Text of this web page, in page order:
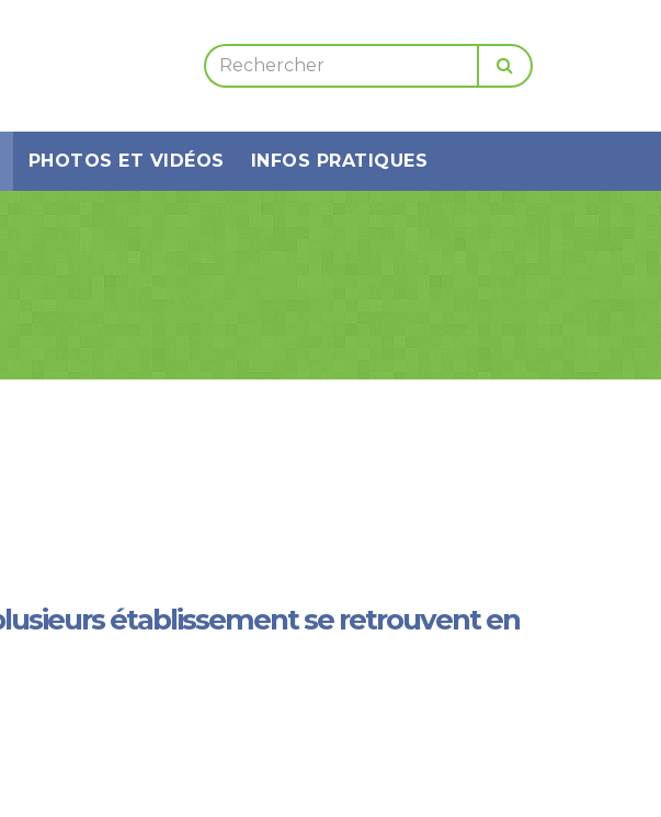
PHOTOS ET VIDÉOS INFOS PRATIQUES
établissement se retrouvent en